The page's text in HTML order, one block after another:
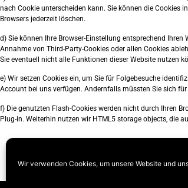
Wir verwenden Cookies, um unsere Website und
nach Cookie unterscheiden kann. Sie können die Cookies
Browsers jederzeit löschen.
d) Sie können Ihre Browser-Einstellung entsprechend Ihren
Annahme von Third-Party-Cookies oder allen Cookies
Sie eventuell nicht alle Funktionen dieser Website nutzen
e) Wir setzen Cookies ein, um Sie für Folgebesuche
Account bei uns verfügen. Andernfalls müssten Sie sich
f) Die genutzten Flash-Cookies werden nicht durch Ihren
Plug-in. Weiterhin nutzen wir HTML5 storage objects, die